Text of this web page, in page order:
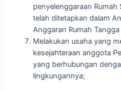
penyelenggaraan
telah ditetapkan dalam
Anggaran Rumah
Melakukan usaha yang
kesejahteraan anggota
yang berhubungan
lingkungannya;